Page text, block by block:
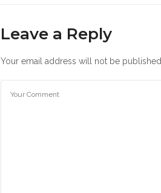
Leave a Reply
Your email address will not be published.